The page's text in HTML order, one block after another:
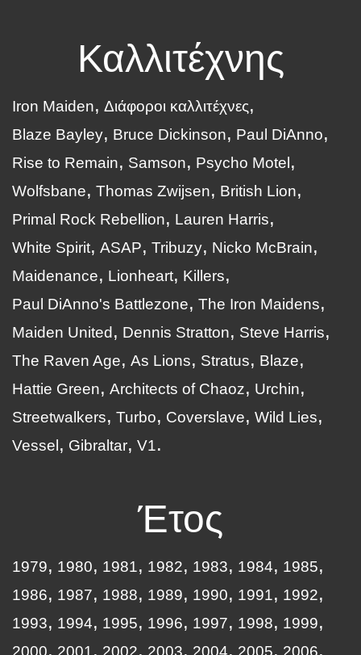
Καλλιτέχνης
Iron Maiden
Διάφοροι καλλιτέχνες
Blaze Bayley
Bruce Dickinson
Paul DiAnno
Rise to Remain
Samson
Psycho Motel
Wolfsbane
Thomas Zwijsen
British Lion
Primal Rock Rebellion
Lauren Harris
White Spirit ASAP Tribuzy
Nicko McBrain
Maidenance
Lionheart
Killers
Paul DiAnno's Battlezone
The Iron Maidens
Maiden United
Dennis Stratton
Steve Harris
The Raven Age
As Lions Stratus
Blaze
Hattie Green
Architects of Chaoz
Urchin
Streetwalkers
Turbo Coverslave
Wild Lies
Vessel
Gibraltar V1
Έτος
1979 1980 1981 1982 1983 1984
1985
1986
1987 1988 1989 1990 1991
1992
1993
1994 1995 1996 1997 1998
1999
2000
2001 2002 2003 2004 2005
2006